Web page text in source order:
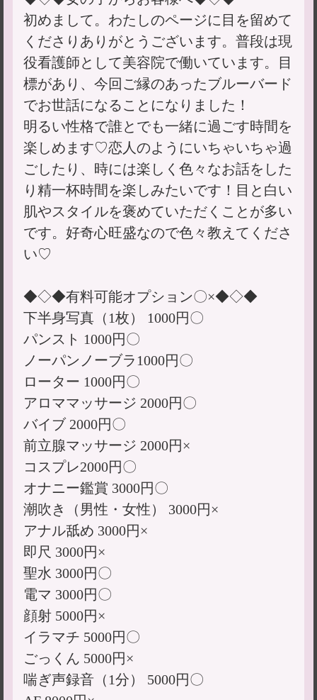
初めまして。わたしのページに目を留めて
くださりありがとうございます。普段は現
役看護師として美容院で働いています。目
標があり、今回ご縁のあったブルーバード
でお世話になることになりました！
明るい性格で誰とでも一緒に過ごす時間を
楽しめます♡恋人のようにいちゃいちゃ過
ごしたり、時には楽しく色々なお話をした
り精一杯時間を楽しみたいです！目と白い
肌やスタイルを褒めていただくことが多い
です。好奇心旺盛なので色々教えてくださ
い♡
◆◇◆有料可能オプション〇×◆◇◆
下半身写真（1枚） 1000円〇
パンスト 1000円〇
ノーパンノーブラ1000円〇
ローター 1000円〇
アロママッサージ 2000円〇
バイブ 2000円〇
前立腺マッサージ 2000円×
コスプレ2000円〇
オナニー鑑賞 3000円〇
潮吹き（男性・女性） 3000円×
アナル舐め 3000円×
即尺 3000円×
聖水 3000円〇
電マ 3000円〇
顔射 5000円×
イラマチ 5000円〇
ごっくん 5000円×
喘ぎ声録音（1分） 5000円〇